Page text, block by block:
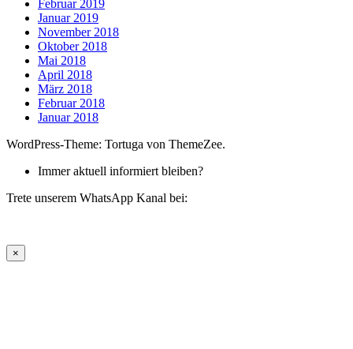
Februar 2019
Januar 2019
November 2018
Oktober 2018
Mai 2018
April 2018
März 2018
Februar 2018
Januar 2018
WordPress-Theme: Tortuga von ThemeZee.
Immer aktuell informiert bleiben?
Trete unserem WhatsApp Kanal bei:
×